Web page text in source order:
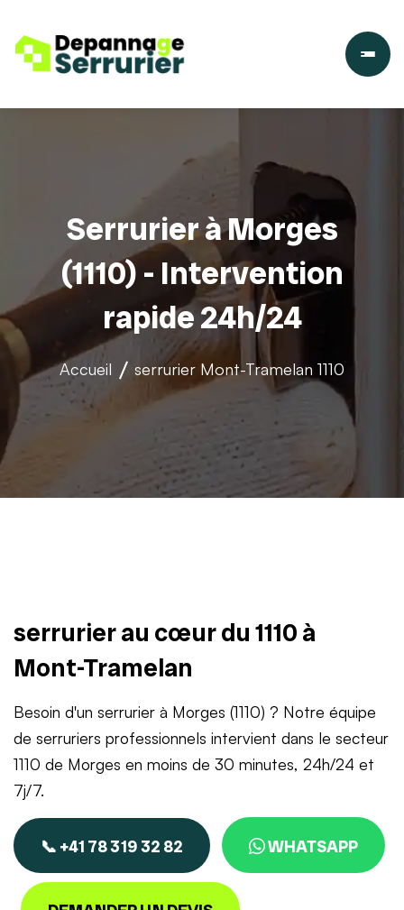
Serrurier à Morges
(1110) - Intervention
rapide 24h/24
Accueil serrurier Mont-Tramelan 1110
serrurier au cœur du 1110 à
Mont-Tramelan
Besoin d'un serrurier à Morges (1110) ? Notre équipe
de serruriers professionnels intervient dans le secteur
1110 de Morges en moins de 30 minutes, 24h/24 et
7j/7.
📞 +41 78 319 32 82 WHATSAPP